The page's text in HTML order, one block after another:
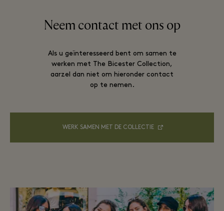
Neem contact met ons op
Als u geïnteresseerd bent om samen te
werken met The Bicester Collection,
aarzel dan niet om hieronder contact
op te nemen.
WERK SAMEN MET DE COLLECTIE